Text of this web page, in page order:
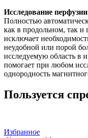
Исследование перфузии
Полностью
как в продольном, так и
исключает
неудобной или порой
исследуемую область в
помогает при любом
однородность
Пользуется
Избранное